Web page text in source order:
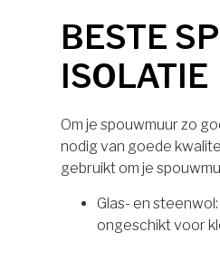
BESTE
ISOLATIE
Om je spouwmuur zo
nodig van goede
gebruikt om je
Glas- en
ongeschikt voor